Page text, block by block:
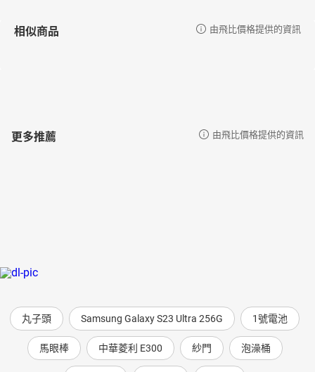
相似商品 由飛比價格提供的資訊
更多推薦 由飛比價格提供的資訊
丸子頭 Samsung Galaxy S23 Ultra 256G 1號電池
馬眼棒 中華菱利 E300 紗門 泡澡桶